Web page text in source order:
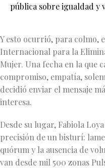
pública sobre igualdad y
Y esto ocurrió, para colmo,
Internacional para la
Mujer. Una fecha en la que
compromiso, empatía,
decidió enviar el mensaje
interesa.
Desde su lugar, Fabiola
precisión de un bisturí:
quórum y la ausencia de
van desde mil 500 zonas